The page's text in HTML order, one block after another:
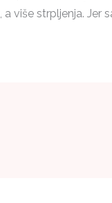
više strpljenja.